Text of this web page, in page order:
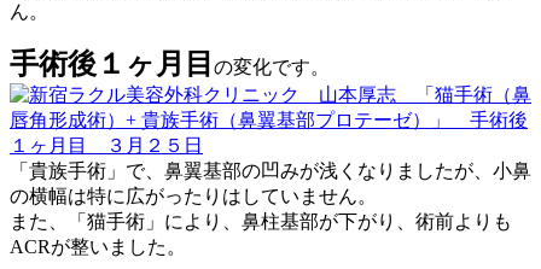
ん。
手術後１ヶ月目 の変化です。
「貴族手術」で、鼻翼基部の凹みが浅くなりましたが、小鼻
の横幅は特に広がったりはしていません。
また、「猫手術」により、鼻柱基部が下がり、術前よりも
ACRが整いました。